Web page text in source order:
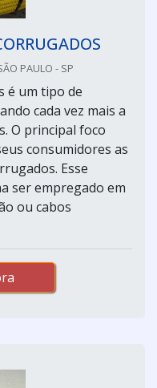
PAULO - SP
é um tipo de
cada vez mais a
O principal foco
consumidores as
Esse
ser empregado em
ou cabos